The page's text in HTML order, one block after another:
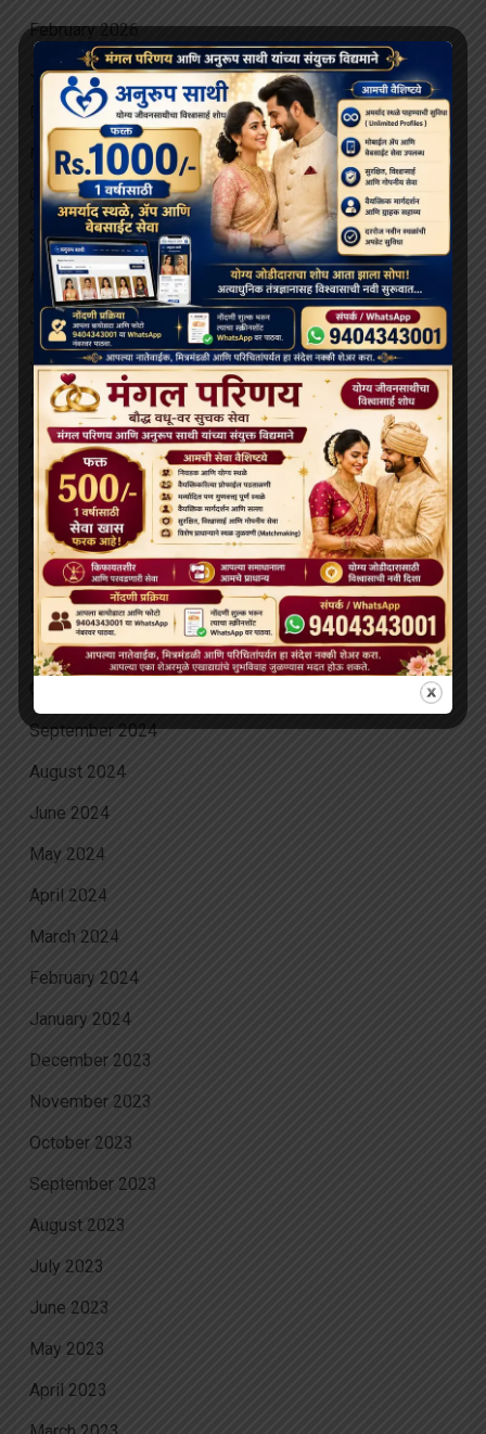
February 2026
January 2026
December 2025
November 2025
October 2025
September 2025
August 2025
July 2025
June 2025
May 2025
April 2025
March 2025
February 2025
January 2025
December 2024
November 2024
September 2024
August 2024
June 2024
May 2024
April 2024
March 2024
February 2024
January 2024
December 2023
November 2023
October 2023
September 2023
August 2023
July 2023
June 2023
May 2023
April 2023